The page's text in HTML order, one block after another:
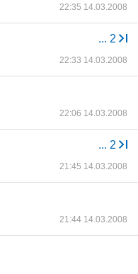
22:35 14.03.2008
... 2
22:33 14.03.2008
22:06 14.03.2008
... 2
21:45 14.03.2008
21:44 14.03.2008